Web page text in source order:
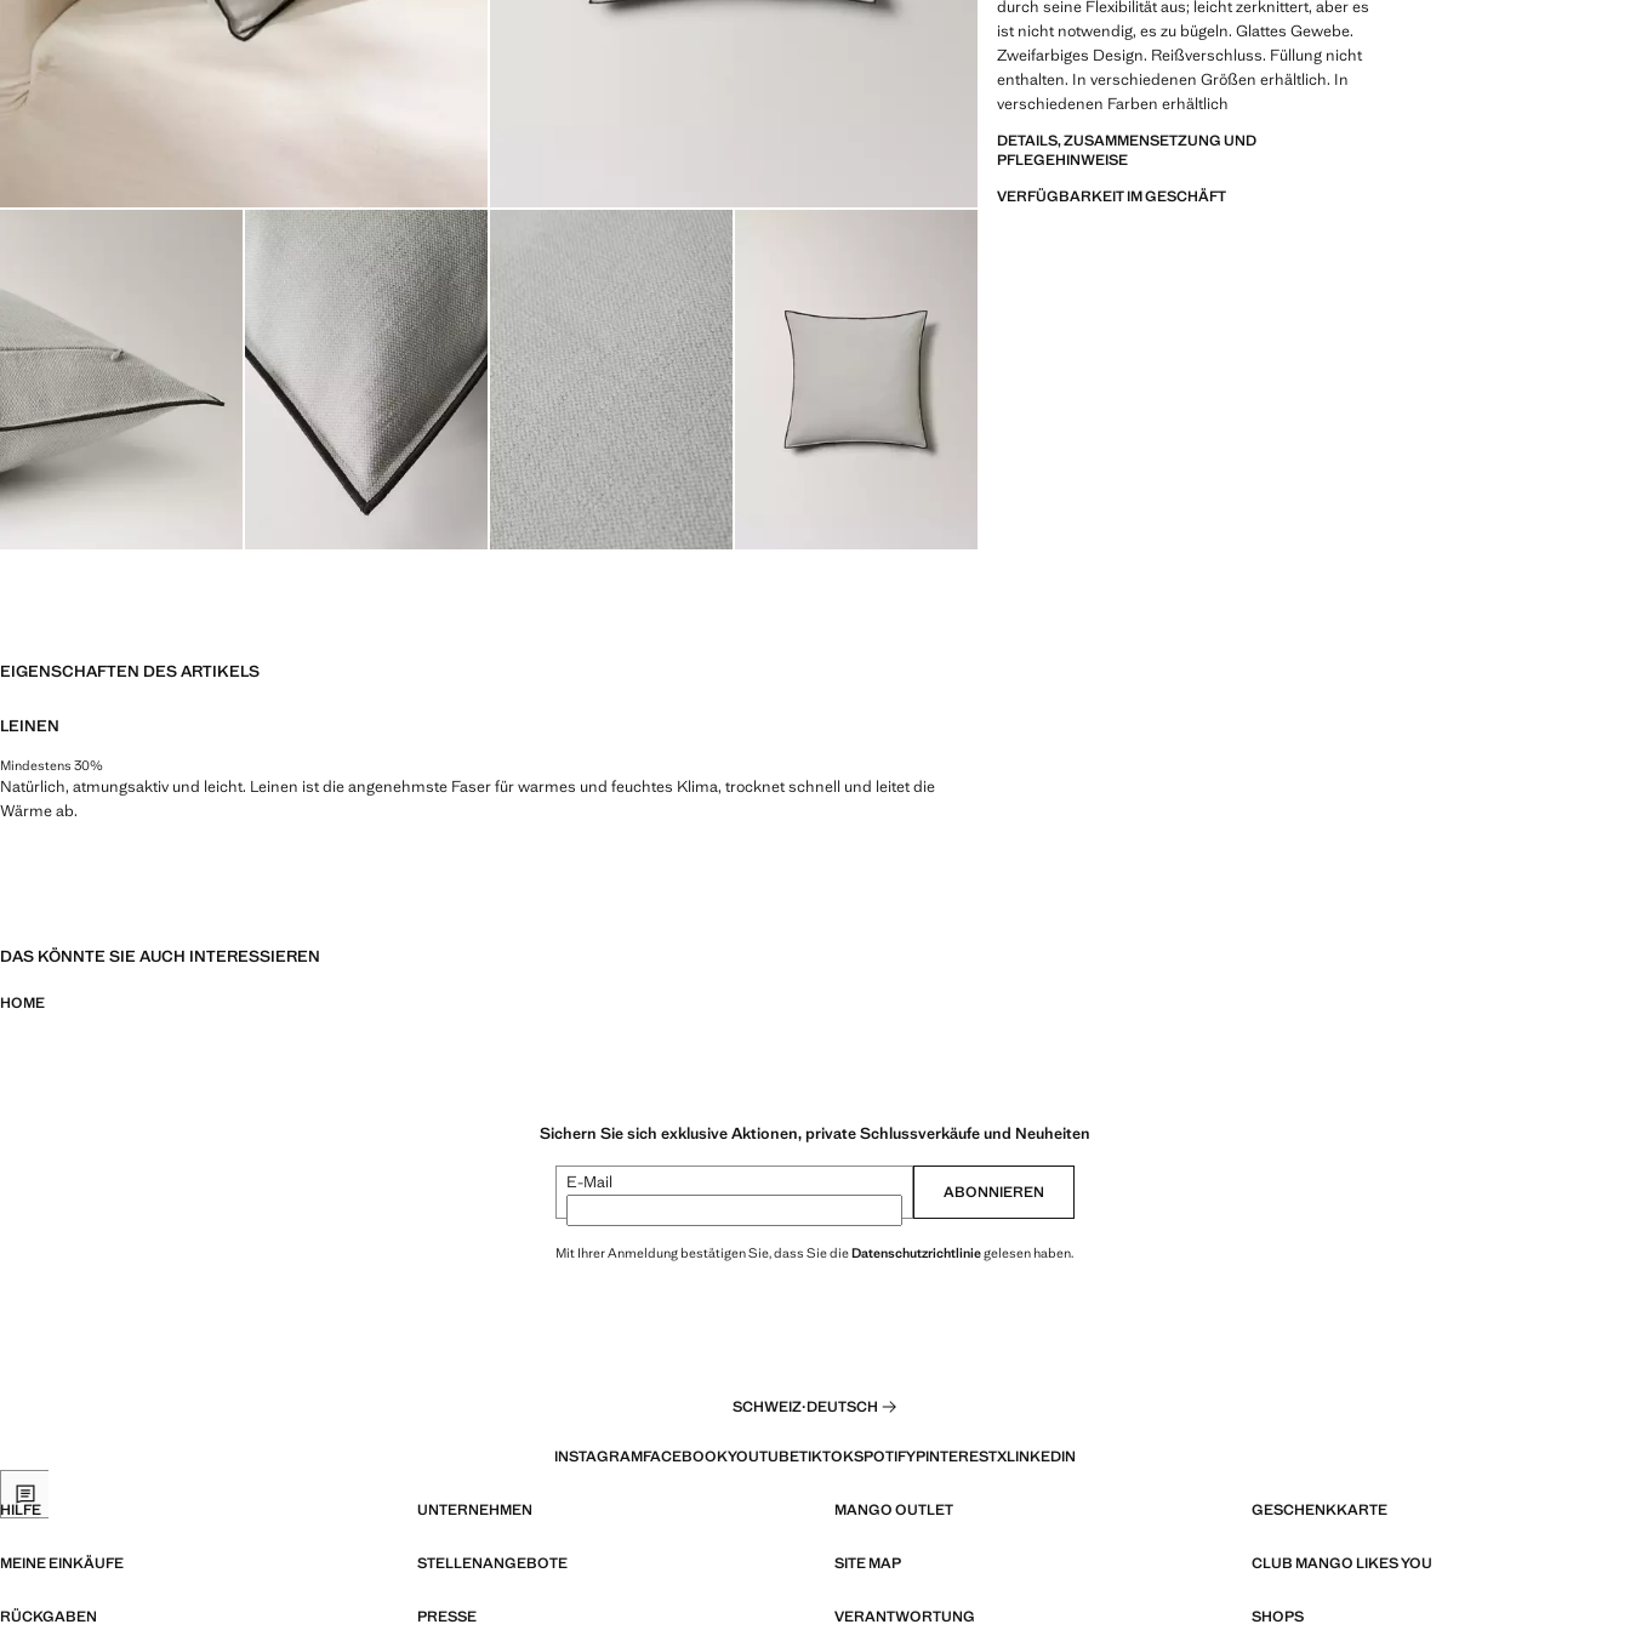
durch seine Flexibilität aus; leicht zerknittert, aber es
ist nicht notwendig, es zu bügeln. Glattes Gewebe.
Zweifarbiges Design. Reißverschluss. Füllung nicht
enthalten. In verschiedenen Größen erhältlich. In
verschiedenen Farben erhältlich
DETAILS, ZUSAMMENSETZUNG UND
PFLEGEHINWEISE
VERFÜGBARKEIT IM GESCHÄFT
EIGENSCHAFTEN DES ARTIKELS
LEINEN
Mindestens 30%
Natürlich, atmungsaktiv und leicht. Leinen ist die angenehmste Faser für warmes und feuchtes Klima, trocknet schnell und leitet die
Wärme ab.
DAS KÖNNTE SIE AUCH INTERESSIEREN
HOME
Sichern Sie sich exklusive Aktionen, private Schlussverkäufe und Neuheiten
E-Mail ABONNIEREN
Mit Ihrer Anmeldung bestätigen Sie, dass Sie dieDatenschutzrichtliniegelesen haben.
SCHWEIZ·DEUTSCH
INSTAGRAMFACEBOOKYOUTUBETIKTOKSPOTIFYPINTERESTXLINKEDIN
HILFE UNTERNEHMEN MANGO OUTLET GESCHENKKARTE
MEINE EINKÄUFE STELLENANGEBOTE SITE MAP CLUB MANGO LIKES YOU
RÜCKGABEN PRESSE VERANTWORTUNG SHOPS